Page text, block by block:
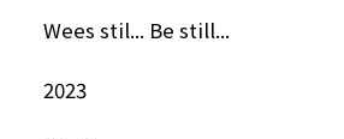
Wees stil... Be still...
2023